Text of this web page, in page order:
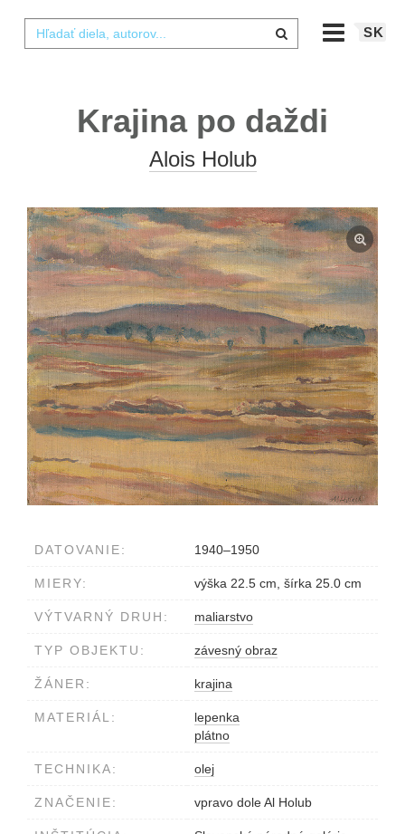
SK
Krajina po daždi
Alois Holub
DATOVANIE: 1940–1950
MIERY: výška 22.5 cm, šírka 25.0 cm
VÝTVARNÝ DRUH: maliarstvo
TYP OBJEKTU: závesný obraz
ŽÁNER: krajina
MATERIÁL:
lepenka
plátno
TECHNIKA: olej
ZNAČENIE: vpravo dole Al Holub